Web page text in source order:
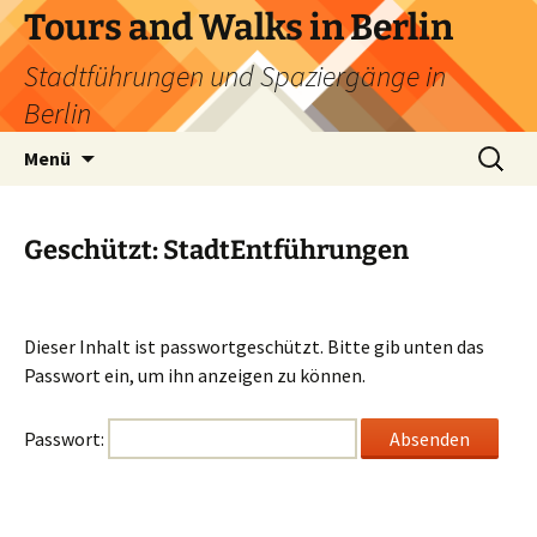
Zum
Inhalt
springen
Tours and Walks in Berlin
Stadtführungen und Spaziergänge in
Berlin
Menü
Suche
nach:
Geschützt: StadtEntführungen
Dieser Inhalt ist passwortgeschützt. Bitte gib unten das
Passwort ein, um ihn anzeigen zu können.
Passwort: